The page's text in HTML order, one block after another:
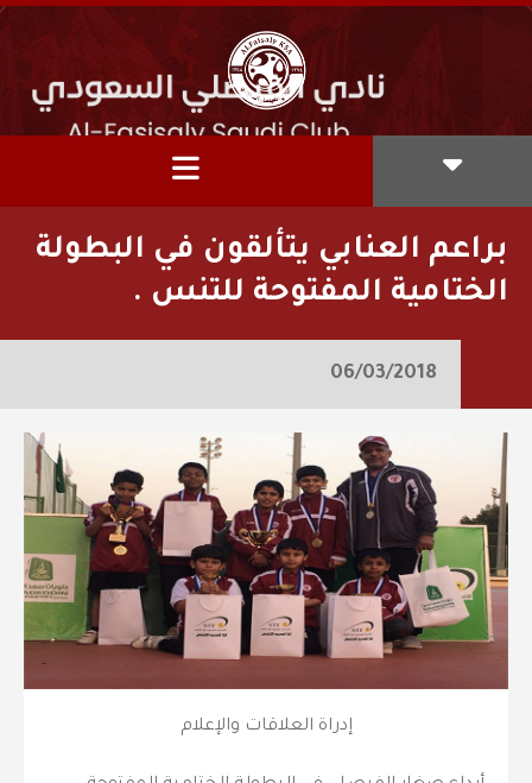
براعم العنابي يتألقون في البطولة
الختامية المفتوحة للتنس .
06/03/2018
إدراة العلاقات والإعلام